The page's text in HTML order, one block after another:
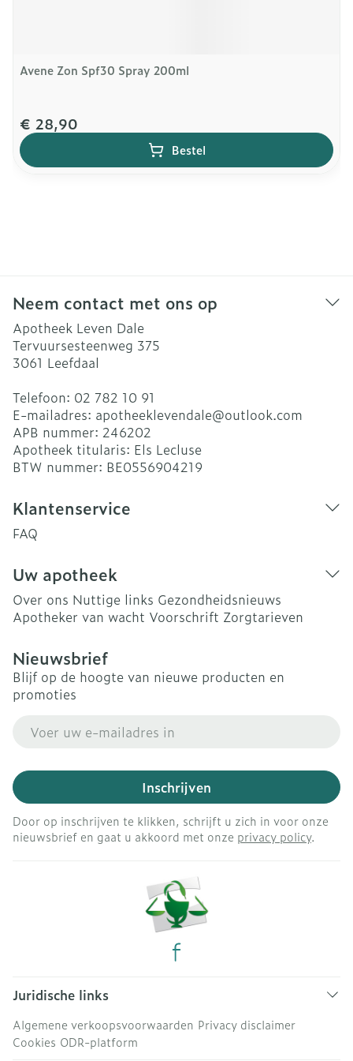
Avene Zon Spf30 Spray 200ml
€ 28,90
Bestel
Neem contact met ons op
Apotheek Leven Dale
Tervuursesteenweg 375
3061 Leefdaal
Telefoon: 02 782 10 91
E-mailadres: apotheeklevendale@outlook.com
APB nummer: 246202
Apotheek titularis: Els Lecluse
BTW nummer: BE0556904219
Klantenservice
FAQ
Uw apotheek
Over ons Nuttige links Gezondheidsnieuws
Apotheker van wacht Voorschrift Zorgtarieven
Nieuwsbrief
Blijf op de hoogte van nieuwe producten en
promoties
Inschrijven
Door op inschrijven te klikken, schrijft u zich in voor onze
nieuwsbrief en gaat u akkoord met onze privacy policy.
Juridische links
Algemene verkoopsvoorwaarden Privacy disclaimer
Cookies ODR-platform